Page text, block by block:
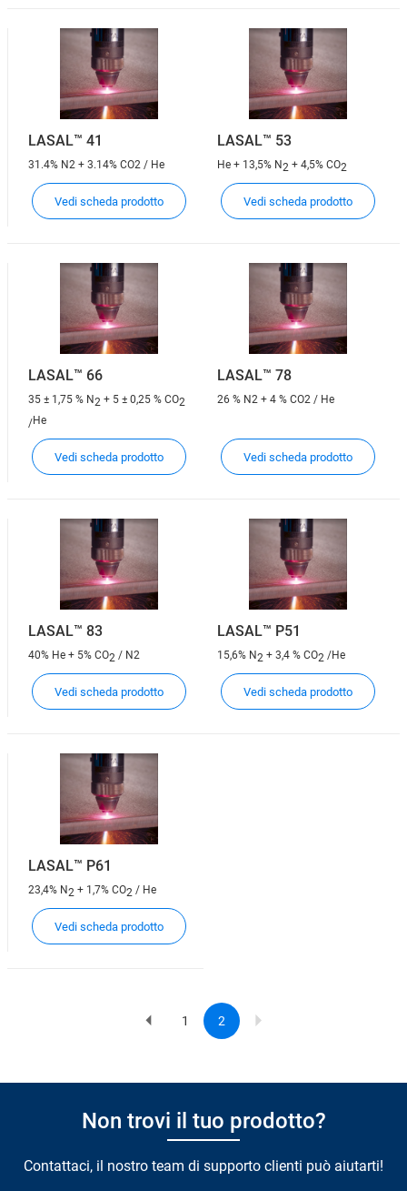
LASAL™ 41
31.4% N2 + 3.14% CO2 / He
Vedi scheda prodotto
LASAL™ 53
He + 13,5% N2 + 4,5% CO2
Vedi scheda prodotto
LASAL™ 66
35 ± 1,75 % N2 + 5 ± 0,25 % CO2
/He
Vedi scheda prodotto
LASAL™ 78
26 % N2 + 4 % CO2 / He
Vedi scheda prodotto
LASAL™ 83
40% He + 5% CO2 / N2
Vedi scheda prodotto
LASAL™ P51
15,6% N2 + 3,4 % CO2 /He
Vedi scheda prodotto
LASAL™ P61
23,4% N2 + 1,7% CO2 / He
Vedi scheda prodotto
Pagination
PreviousPage
1
Current
page
2
Non trovi il tuo prodotto?
Contattaci, il nostro team di supporto clienti può aiutarti!